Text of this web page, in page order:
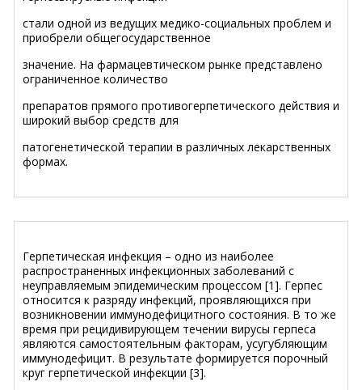
стали одной из ведущих медико-социальных проблем и
приобрели общегосударственное
значение. На фармацевтическом рынке представлено
ограниченное количество
препаратов прямого противогерпетического действия и
широкий выбор средств для
патогенетической терапии в различных лекарственных
формах.
Герпетическая инфекция – одно из наиболее
распространенных инфекционных заболеваний с
неуправляемым эпидемическим процессом [1]. Герпес
относится к разряду инфекций, проявляющихся при
возникновении иммунодефицитного состояния. В то же
время при рецидивирующем течении вирусы герпеса
являются самостоятельным факторам, усугубляющим
иммунодефицит. В результате формируется порочный
круг герпетической инфекции [3].